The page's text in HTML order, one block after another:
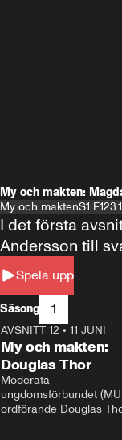
My och makten:
My och maktenS1 E1
Spela upp
I det första
Andersson till
Säsong 1
AVSNITT 12 • 11 JUNI
My och makten:
Douglas Thor
Moderata
ungdomsförbundet
ordförande Douglas